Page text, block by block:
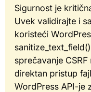
Sigurnost je
Uvek validirajte i
koristeći
sprečavanje
direktan pristup
WordPress API-je